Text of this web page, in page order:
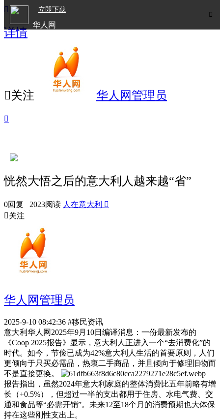

立即下载
华人网

详情
关注 华人网管理员

恍然大悟之后的意大利人越来越“省”
0回复 2023阅读 人在意大利 
关注
华人网管理员
2025-9-10 08:42:36 #移民资讯
意大利华人网2025年9月10日编译消息：一份最新发布的
《Coop 2025报告》显示，意大利人正进入一个“去消费化”的
时代。如今，节俭已成为42%意大利人生活的首要原则，人们
更倾向于只买必需品，热衷二手商品，并且倾向于修理旧物而
不是直接更换。
报告指出，虽然2024年意大利家庭的整体消费比五年前略有增
长（+0.5%），但超过一半的支出都用于住房、水电气费、交
通和食品等“必需开销”。未来12至18个月的消费预期也大体保
持在这些刚性支出上。